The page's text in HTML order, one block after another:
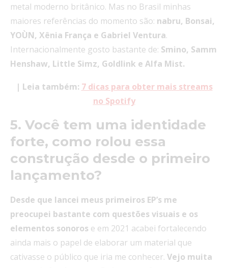
metal moderno britânico. Mas no Brasil minhas
maiores referências do momento são: nabru, Bonsai,
YOÙN, Xênia França e Gabriel Ventura.
Internacionalmente gosto bastante de: Smino, Samm
Henshaw, Little Simz, Goldlink e Alfa Mist.
| Leia também: 7 dicas para obter mais streams
no Spotify
5. Você tem uma identidade
forte, como rolou essa
construção desde o primeiro
lançamento?
Desde que lancei meus primeiros EP’s me
preocupei bastante com questões visuais e os
elementos sonoros e em 2021 acabei fortalecendo
ainda mais o papel de elaborar um material que
cativasse o público que iria me conhecer. Vejo muita